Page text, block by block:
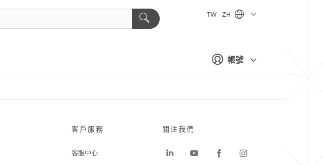
帳號
TW - ZH
客戶服務
客服中心
關注我們